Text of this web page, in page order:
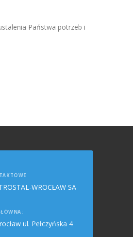
Państwa potrzeb i
WROCŁAW SA
ul. Pełczyńska 4